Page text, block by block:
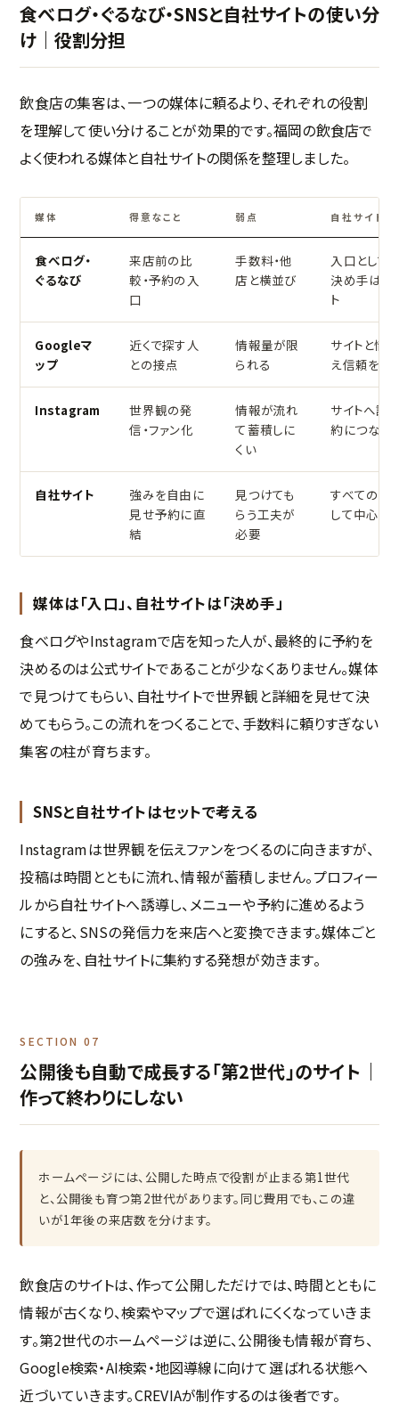
食べログ・ぐるなび・SNSと自社サイトの使い分
け｜役割分担
飲食店の集客は、一つの媒体に頼るより、それぞれの役割
を理解して使い分けることが効果的です。福岡の飲食店で
よく使われる媒体と自社サイトの関係を整理しました。
媒体 得意なこと 弱点 自社サイトと
食べログ・
ぐるなび
来店前の比
較・予約の入
口
手数料・他
店と横並び
入口として
決め手は自
ト
Googleマ
ップ
近くで探す人
との接点
情報量が限
られる
サイトと情
え信頼を補
Instagram
世界観の発
信・ファン化
情報が流れ
て蓄積しに
くい
サイトへ誘
約につなげ
自社サイト
強みを自由に
見せ予約に直
結
見つけても
らう工夫が
必要
すべての受
して中心に
媒体は「入口」、自社サイトは「決め手」
食べログやInstagramで店を知った人が、最終的に予約を
決めるのは公式サイトであることが少なくありません。媒体
で見つけてもらい、自社サイトで世界観と詳細を見せて決
めてもらう。この流れをつくることで、手数料に頼りすぎない
集客の柱が育ちます。
SNSと自社サイトはセットで考える
Instagramは世界観を伝えファンをつくるのに向きますが、
投稿は時間とともに流れ、情報が蓄積しません。プロフィー
ルから自社サイトへ誘導し、メニューや予約に進めるよう
にすると、SNSの発信力を来店へと変換できます。媒体ごと
の強みを、自社サイトに集約する発想が効きます。
SECTION 07
公開後も自動で成長する「第2世代」のサイト｜
作って終わりにしない
ホームページには、公開した時点で役割が止まる第1世代
と、公開後も育つ第2世代があります。同じ費用でも、この違
いが1年後の来店数を分けます。
飲食店のサイトは、作って公開しただけでは、時間とともに
情報が古くなり、検索やマップで選ばれにくくなっていきま
す。第2世代のホームページは逆に、公開後も情報が育ち、
Google検索・AI検索・地図導線に向けて選ばれる状態へ
近づいていきます。CREVIAが制作するのは後者です。